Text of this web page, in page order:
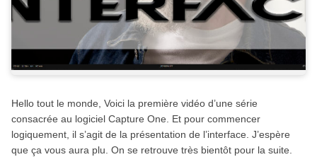
Hello tout le monde, Voici la première vidéo d’une série
consacrée au logiciel Capture One. Et pour commencer
logiquement, il s’agit de la présentation de l’interface. J’espère
que ça vous aura plu. On se retrouve très bientôt pour la suite.